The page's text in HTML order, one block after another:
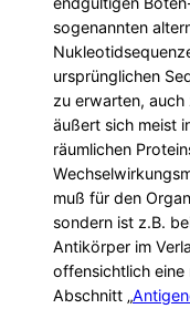
sogenannten
ursprünglichen
zu erwarten,
äußert sich meist
räumlichen
muß für den
sondern ist z.B.
Antikörper im
offensichtlich
Abschnitt „